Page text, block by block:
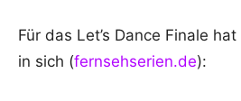
Für das Let’s Dance Finale
in sich (fernsehserien.de):